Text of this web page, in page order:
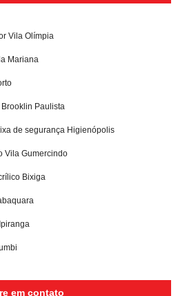
Vila Olímpia
Mariana
Paulista
de segurança Higienópolis
Vila Gumercindo
Bixiga
em contato